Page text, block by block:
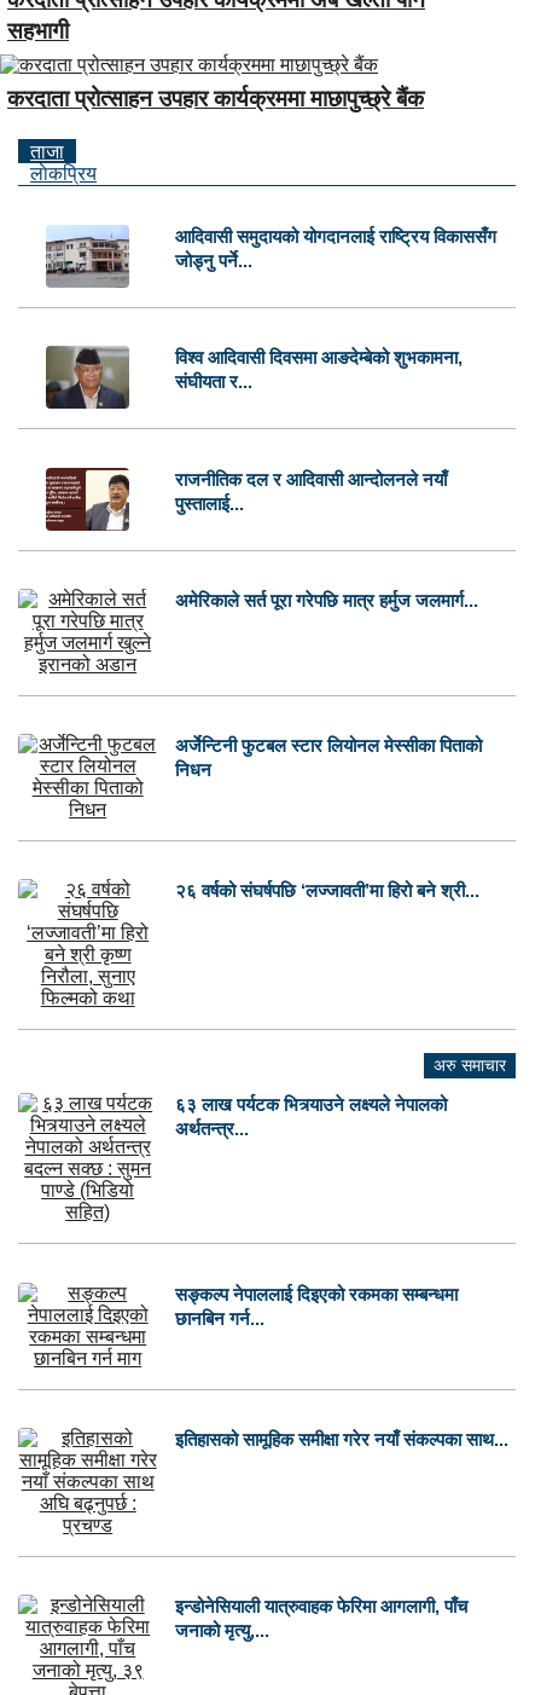
सहभागी
करदाता प्रोत्साहन उपहार कार्यक्रममा माछापुच्छ्रे बैंक
ताजा
लाेकप्रिय
आदिवासी समुदायको योगदानलाई राष्ट्रिय विकाससँग
जोड्नु पर्ने...
विश्व आदिवासी दिवसमा आङदेम्बेको शुभकामना,
संघीयता र...
राजनीतिक दल र आदिवासी आन्दोलनले नयाँ
पुस्तालाई...
अमेरिकाले सर्त पूरा गरेपछि मात्र हर्मुज जलमार्ग...
अर्जेन्टिनी फुटबल स्टार लियोनल मेस्सीका पिताको
निधन
२६ वर्षको संघर्षपछि ‘लज्जावती’मा हिरो बने श्री...
अरु समाचार
६३ लाख पर्यटक भित्र्याउने लक्ष्यले नेपालको
अर्थतन्त्र...
सङ्कल्प नेपाललाई दिइएको रकमका सम्बन्धमा
छानबिन गर्न...
इतिहासको सामूहिक समीक्षा गरेर नयाँ संकल्पका साथ...
इन्डोनेसियाली यात्रुवाहक फेरिमा आगलागी, पाँच
जनाको मृत्यु,...